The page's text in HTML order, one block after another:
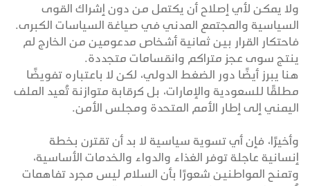
ولا يمكن لأي إصلاح أن يكتمل من دون إشراك القوى
السياسية والمجتمع المدني في صياغة السياسات الكبرى.
فاحتكار القرار بين ثمانية أشخاص مدعومين من الخارج لم
ينتج سوى عجز متراكم وانقسامات متجددة.
هنا يبرز أيضًا دور الضغط الدولي، لكن لا باعتباره تفويضًا
مطلقًا للسعودية والإمارات، بل كرقابة متوازنة تُعيد الملف
اليمني إلى إطار الأمم المتحدة ومجلس الأمن.
وأخيرًا، فإن أي تسوية سياسية لا بد أن تقترن بخطة
إنسانية عاجلة توفر الغذاء والدواء والخدمات الأساسية،
وتمنح المواطنين شعورًا بأن السلام ليس مجرد تفاهمات